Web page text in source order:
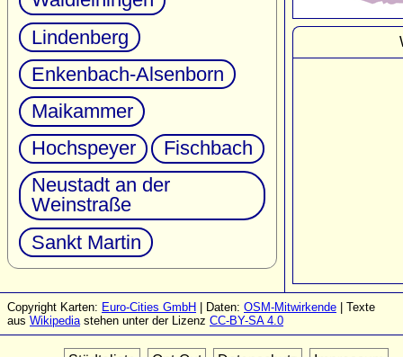
Lindenberg
Enkenbach-Alsenborn
Maikammer
Hochspeyer
Fischbach
Neustadt an der
Weinstraße
Sankt Martin
Copyright Karten: Euro-Cities GmbH | Daten: OSM-Mitwirkende | Texte
aus Wikipediastehen unter der Lizenz CC-BY-SA 4.0